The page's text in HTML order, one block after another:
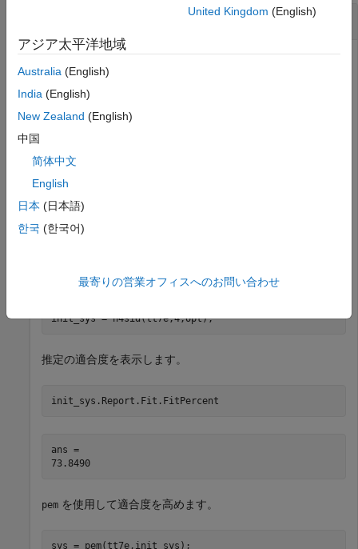
推定された状態空間モデルの改良
モデルを推定します。
load
tt7e = tt7(1:300,:);
init_sys = n4sid(tt7e,4,opt);
推定の適合度を表示します。
init_sys.Report.Fit.FitPercent
ans =
73.8490
pem を使用して適合度を高めます。
sys = pem(tt7e,init_sys);
United Kingdom (English)
アジア太平洋地域
Australia (English)
India (English)
New Zealand (English)
中国
简体中文
English
日本 (日本語)
한국 (한국어)
最寄りの営業オフィスへのお問い合わせ